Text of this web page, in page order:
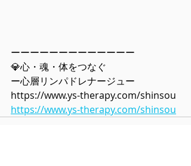
ーーーーーーーーーーーーー
💎心・魂・体をつなぐ
ー心層リンパドレナージュー
https://www.ys-therapy.com/shinsou
https://www.ys-therapy.com/shinsou